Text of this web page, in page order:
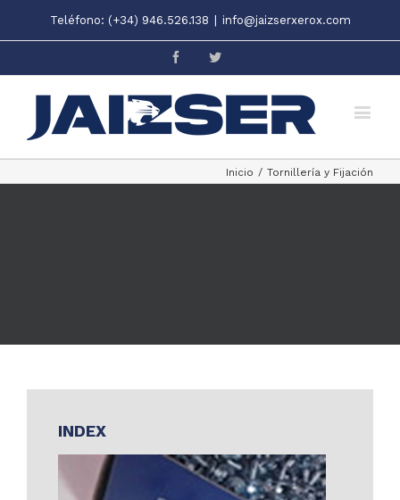
Teléfono: (+34) 946.526.138 info@jaizserxerox.com
FacebookTwitter
Inicio / Tornillería y Fijación
INDEX